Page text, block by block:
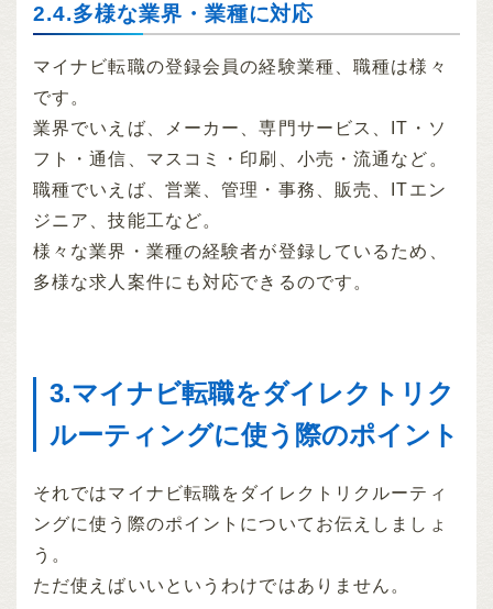
2.4.多様な業界・業種に対応
マイナビ転職の登録会員の経験業種、職種は様々
です。
業界でいえば、メーカー、専門サービス、IT・ソ
フト・通信、マスコミ・印刷、小売・流通など。
職種でいえば、営業、管理・事務、販売、ITエン
ジニア、技能工など。
様々な業界・業種の経験者が登録しているため、
多様な求人案件にも対応できるのです。
3.マイナビ転職をダイレクトリク
ルーティングに使う際のポイント
それではマイナビ転職をダイレクトリクルーティ
ングに使う際のポイントについてお伝えしましょ
う。
ただ使えばいいというわけではありません。